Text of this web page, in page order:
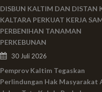
DISBUN KALTIM DAN DISTAN
KALTARA PERKUAT KERJA
PERBENIHAN TANAMAN
PERKEBUNAN
30 Juli 2026
Pemprov Kaltim Tegaskan
Perlindungan Hak Masyarakat